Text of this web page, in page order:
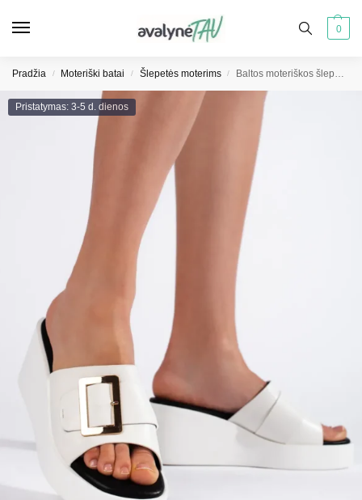
0
Pradžia / Moteriški batai / Šlepetės moterims / Baltos moteriškos šlepetės ant platformų
Pristatymas: 3-5 d. dienos